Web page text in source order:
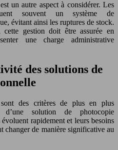
est un autre aspect à considérer. Les
souvent un système de
évitant ainsi les ruptures de stock.
gestion doit être assurée en
une charge administrative
des solutions de
des critères de plus en plus
solution de photocopie
rapidement et leurs besoins
changer de manière significative au